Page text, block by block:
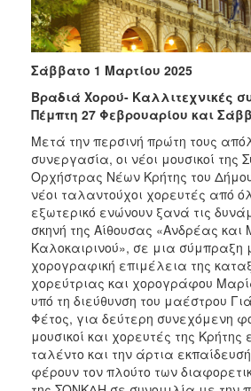
2006
ΤΟΠΟΣ
ΠΟΛΙΤΙΣΜΟΣ
ΑΝΘΕΚΤΙΚΗ
ΠΟΛΗ
Σάββατο 1 Μαρτίου 2025
Βραδιά Χορού- Καλλιτεχνικές
Πέμπτη 27 Φεβρουαρίου και
Μετά την περσινή πρώτη τους
συνεργασία, οι νέοι μουσικοί της
Ορχήστρας Νέων Κρήτης του
νέοι ταλαντούχοι χορευτές από
εξωτερικό ενώνουν ξανά τις
σκηνή της Αίθουσας «Ανδρέας και
Καλοκαιρινού», σε μια σύμπραξη
χορογραφική επιμέλεια της
χορεύτριας και χορογράφου
υπό τη διεύθυνση του μαέστρου
Φέτος, για δεύτερη συνεχόμενη
μουσικοί και χορευτές της Κρήτης
ταλέντο και την άρτια
φέρουν τον πλούτο των